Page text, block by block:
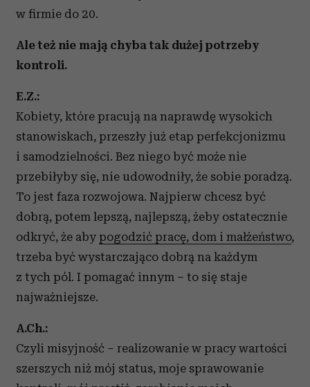
w firmie do 20.
Ale też nie mają chyba tak dużej potrzeby
kontroli.
E.Z.:
Kobiety, które pracują na naprawdę wysokich
stanowiskach, przeszły już etap perfekcjonizmu
i samodzielności. Bez niego być może nie
przebiłyby się, nie udowodniły, że sobie poradzą.
To jest faza rozwojowa. Najpierw chcesz być
dobrą, potem lepszą, najlepszą, żeby ostatecznie
odkryć, że aby pogodzić pracę, dom i małżeństwo,
trzeba być wystarczająco dobrą na każdym
z tych pól. I pomagać innym – to się staje
najważniejsze.
A.Ch.:
Czyli misyjność – realizowanie w pracy wartości
szerszych niż mój status, moje sprawowanie